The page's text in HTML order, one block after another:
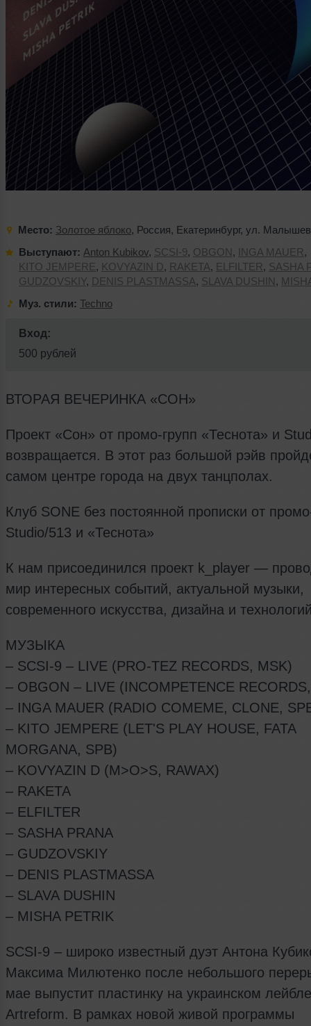
Место: Золотое яблоко, Россия, Екатеринбург, ул.
Выступают: Anton Kubikov, SCSI-9, OBGON, INGA MAUER,
KITO JEMPERE, KOVYAZIN D, RAKETA, ELFILTER, SASHA
GUDZOVSKIY, DENIS PLASTMАSSA, SLAVA DUSHIN,
Муз. стили: Techno
Вход:
500 рублей
ВТОРАЯ ВЕЧЕРИНКА «СОН»
Проект «Сон» от промо-групп «Теснота» и
возвращается. В этот раз большой рэйв
самом центре города на двух танцполах.
Клуб SONE без постоянной прописки от
Studio/513 и «Теснота»
К нам присоединился проект k_player —
мир интересных событий, актуальной музыки,
современного искусства, дизайна и
МУЗЫКА
– SCSI-9 – LIVE (PRO-TEZ RECORDS, MSK)
– OBGON – LIVE (INCOMPETENCE
– INGA MAUER (RADIO COMEME, CLONE,
– KITO JEMPERE (LET'S PLAY HOUSE, FATA
MORGANA, SPВ)
– KOVYAZIN D (M>O>S, RAWAX)
– RAKETA
– ELFILTER
– SASHA PRANA
– GUDZOVSKIY
– DENIS PLASTMАSSA
– SLAVA DUSHIN
– MISHA PETRIK
SCSI-9 – широко известный дуэт Антона
Максима Милютенко после небольшого
мае выпустит пластинку на украинском лейбле
Artreform. В рамках новой живой программы